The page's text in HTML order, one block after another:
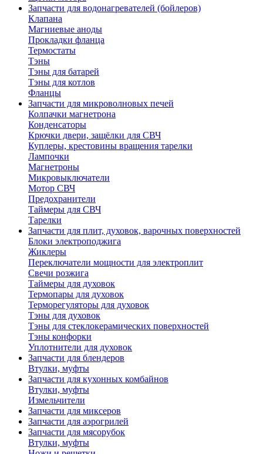
Запчасти для водонагревателей (бойлеров)
Клапана
Магниевые аноды
Прокладки фланца
Термостаты
Тэны
Тэны для батарей
Тэны для котлов
Фланцы
Запчасти для микроволновых печей
Колпачки магнетрона
Конденсаторы
Крючки двери, защёлки для СВЧ
Куплеры, крестовины вращения тарелки
Лампочки
Магнетроны
Микровыключатели
Мотор СВЧ
Предохранители
Таймеры для СВЧ
Тарелки
Запчасти для плит, духовок, варочных поверхностей
Блоки электроподжига
Жиклеры
Переключатели мощности для электроплит
Свечи розжига
Таймеры для духовок
Термопары для духовок
Терморегуляторы для духовок
Тэны для духовок
Тэны для стеклокерамических поверхностей
Тэны конфорки
Уплотнители для духовок
Запчасти для блендеров
Втулки, муфты
Запчасти для кухонных комбайнов
Втулки, муфты
Измельчители
Запчасти для миксеров
Запчасти для аэрогрилей
Запчасти для мясорубок
Втулки, муфты